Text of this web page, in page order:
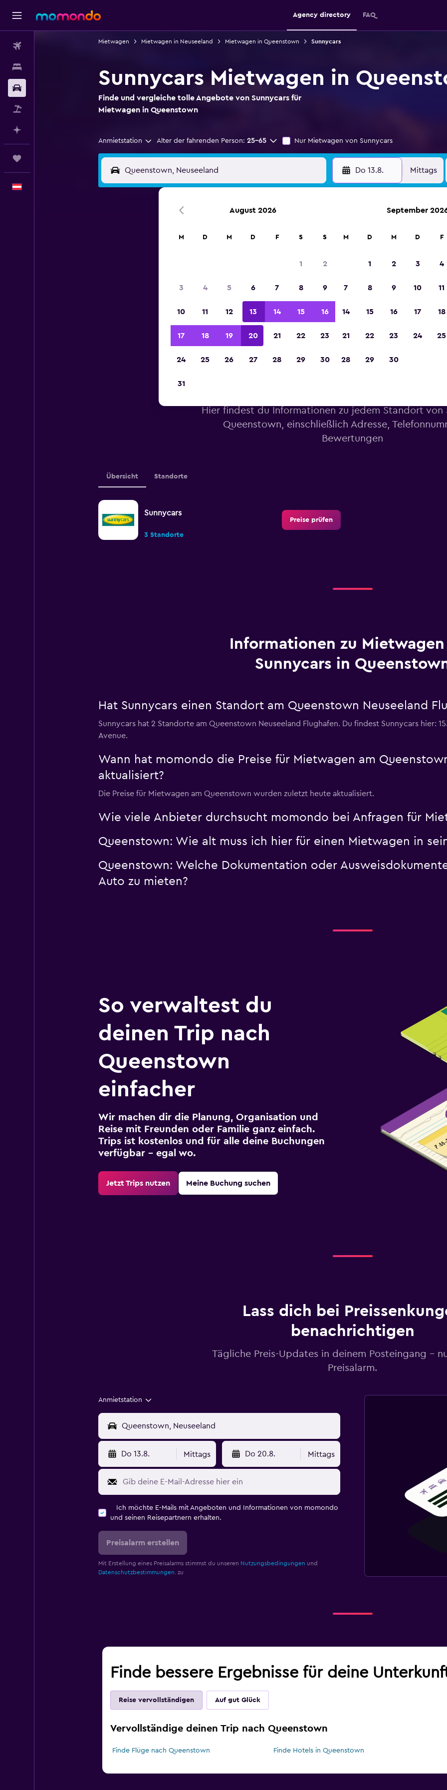
Agency directory FAQ
Mietwagen Mietwagen in Neuseeland Mietwagen in Queenstown Sunnycars
Sunnycars Mietwagen in
Finde und vergleiche tolle Angebote von Sunnycars für
Mietwagen in Queenstown
Anmietstation Alter der fahrenden Person: 25-65 Nur Mietwagen von Sunnycars
Do 13.8. Mittags
Sieger 2023 gekürt
Hier findest du Informationen zu jedem Standort von
Queenstown, einschließlich Adresse,
Bewertungen
Übersicht Standorte
Sunnycars
3 Standorte
Preise prüfen
Informationen zu
Sunnycars in
Hat Sunnycars einen Standort am Queenstown Neuseeland
Sunnycars hat 2 Standorte am Queenstown Neuseeland Flughafen. Du findest Sunnycars hier:
Avenue.
Wann hat momondo die Preise für Mietwagen am
aktualisiert?
Die Preise für Mietwagen am Queenstown wurden zuletzt heute aktualisiert.
Wie viele Anbieter durchsucht momondo bei Anfragen für
Queenstown: Wie alt muss ich hier für einen Mietwagen in
Queenstown: Welche Dokumentation oder
Auto zu mieten?
So verwaltest du
deinen Trip nach
Queenstown
einfacher
Wir machen dir die Planung, Organisation und
Reise mit Freunden oder Familie ganz einfach.
Trips ist kostenlos und für alle deine Buchungen
verfügbar – egal wo.
Jetzt Trips nutzen Meine Buchung suchen
Lass dich bei
benachrichtigen
Tägliche Preis-Updates in deinem Posteingang –
Preisalarm.
Anmietstation
Do 13.8. Mittags Do 20.8. Mittags
Ich möchte E-Mails mit Angeboten und Informationen von momondo
und seinen Reisepartnern erhalten.
Preisalarm erstellen
Mit Erstellung eines Preisalarms stimmst du unseren Nutzungsbedingungen und
Datenschutzbestimmungen. zu
Finde bessere Ergebnisse für deine
Reise vervollständigen Auf gut Glück
Vervollständige deinen Trip nach Queenstown
Finde Flüge nach Queenstown Finde Hotels in Queenstown
August 2026
M D M D F S S
1 2
3 4 5 6 7 8 9
10 11 12 13 14 15 16
17 18 19 20 21 22 23
24 25 26 27 28 29 30
31
September
M D M D F
1 2 3 4
7 8 9 10 11
14 15 16 17 18
21 22 23 24 25
28 29 30